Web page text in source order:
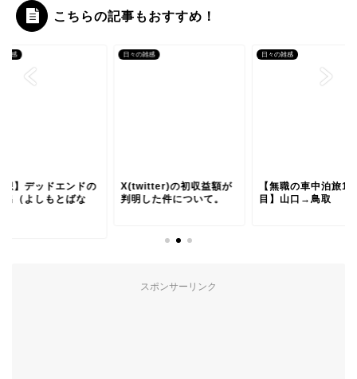
こちらの記事もおすすめ！
雑感
想】デッドエンドの
出（よしもとばな
日々の雑感
X(twitter)の初収益額が
判明した件について。
日々の雑感
【無職の車中泊旅1
目】山口→鳥取
スポンサーリンク